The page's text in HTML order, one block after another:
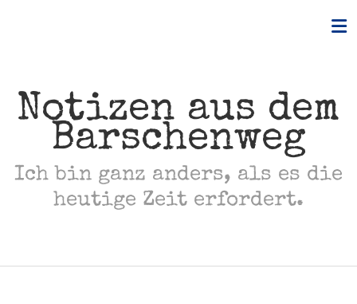
Notizen aus dem
Barschenweg
Ich bin ganz anders, als es die
heutige Zeit erfordert.